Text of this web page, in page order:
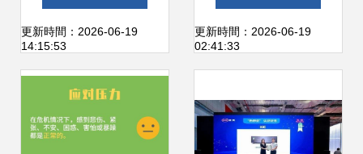
養標識上線，助你
科學決策
更新時間：2026-06-19
14:15:53
免費領藥，地址和
更新時間：2026-06-19
02:41:33